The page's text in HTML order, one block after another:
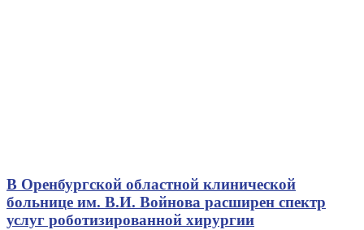
В Оренбургской областной клинической
больнице им. В.И. Войнова расширен спектр
услуг роботизированной хирургии